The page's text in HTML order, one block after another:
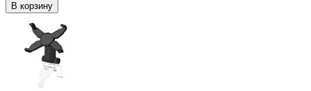
В корзину